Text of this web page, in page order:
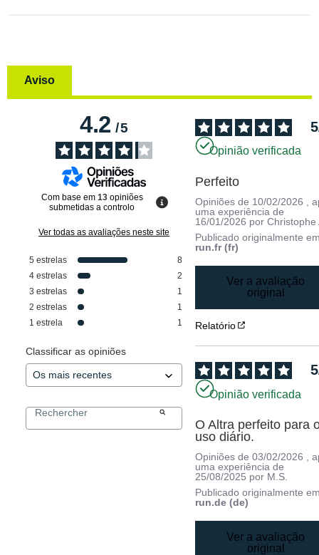
Aviso
4.2/5
Com base em 13 opiniões
submetidas a controlo
Ver todas as avaliações neste site
5 estrelas
8
4 estrelas
2
3 estrelas
1
2 estrelas
1
1 estrela 1
Classificar as opiniões
5
Opinião verificada
Perfeito
Opiniões de 10/02/2026
,
uma experiência de
16/01/2026 porChristophe
Publicado originalmente
run.fr (fr)
Ver a avaliação
original
Relatório
5
Opinião verificada
O Altra perfeito para
uso diário.
Opiniões de03/02/2026
,
uma experiência de
25/08/2025 por M.S.
Publicado originalmente
run.de (de)
Ver a avaliação
original